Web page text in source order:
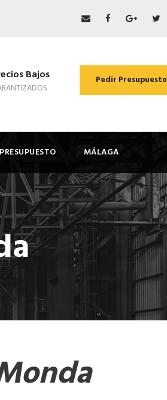
Bajos Pedir Presupuesto
MÁLAGA